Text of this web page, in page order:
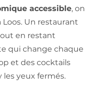
accessible, on
Un restaurant
en restant
qui change chaque
et des cocktails
les yeux fermés.